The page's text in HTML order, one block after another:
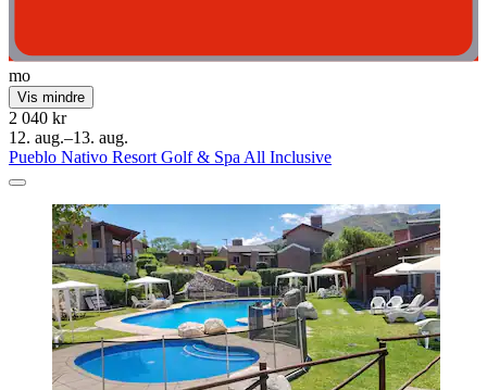
mo
Vis mindre
2 040 kr
12. aug.–13. aug.
Pueblo Nativo Resort Golf & Spa All Inclusive